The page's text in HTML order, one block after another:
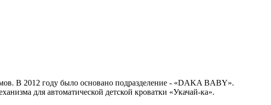
В 2012 году было основано подразделение - «DAKA BABY».
для автоматической детской кроватки «Укачай-ка».